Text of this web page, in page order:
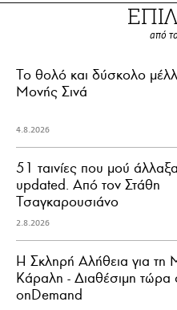
από
Το θολό και δύσκολο
Μονής Σινά
4.8.2026
51 ταινίες που μού
updated. Aπό τον Στάθη
Τσαγκαρουσιάνο
2.8.2026
Η Σκληρή Αλήθεια για τη
Κάραλη - Διαθέσιμη τώρα
onDemand